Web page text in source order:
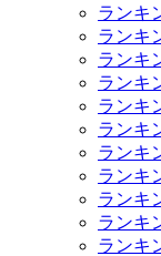
ランキ
ランキ
ランキ
ランキ
ランキ
ランキ
ランキ
ランキ
ランキ
ランキ
ランキ